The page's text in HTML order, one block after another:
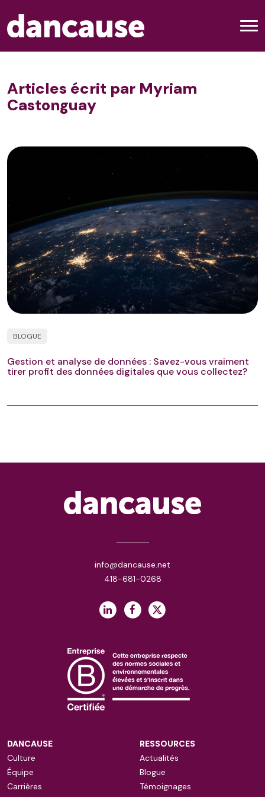
Articles écrit par Myriam
Castonguay
BLOGUE
Gestion et analyse de données : Savez-vous vraiment
tirer profit des données digitales que vous collectez?
info@dancause.net
418-681-0268
DANCAUSE
Culture
Équipe
Carrières
RESSOURCES
Actualités
Blogue
Témoignages